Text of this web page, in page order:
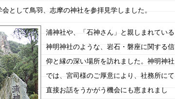
として鳥羽、志摩の神社を参拝見学しました。
浦神社や、「石神さん」と親しまれている
神明神社のような、岩石・磐座に関する信
仰と縁の深い場所を訪れました。神明神社
では、宮司様のご厚意により、社務所にて
直接お話をうかがう機会にも恵まれまし